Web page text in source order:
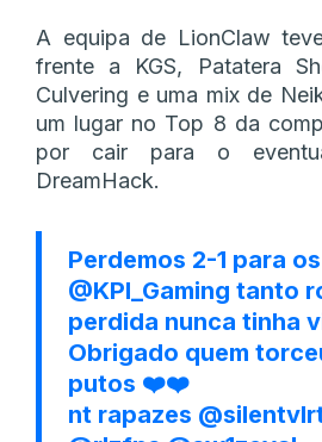
A equipa de LionClaw
frente a KGS, Patatera
Culvering e uma mix de
um lugar no Top 8 da
por cair para o
DreamHack.
Perdemos 2-1 para os
@KPI_Gaming tanto
perdida nunca tinha
Obrigado quem
putos ❤️❤️
nt rapazes